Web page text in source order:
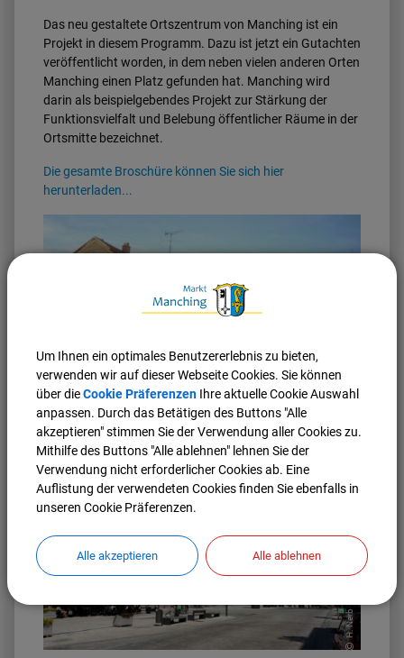
Das neu gestaltete Ortszentrum von Manching ist ein
Projekt in diesem Programm. Dazu ist jetzt ein Gutachten
veröffentlicht worden, in dem neben vielen anderen Orten
Manching einen Platz gefunden hat. Manching wird
darin als beispielgebendes Projekt zur Stärkung der
Funktionsvielfalt und Belebung öffentlicher Räume in der
Ortsmitte bezeichnet.
Die gesamte Broschüre können Sie sich hier
herunterladen...
Ingolstädter Straße Manching vor Erneurung der Ortsmitte
H. Nerb
Um Ihnen ein optimales Benutzererlebnis zu bieten,
verwenden wir auf dieser Webseite Cookies. Sie können
über dieCookie Präferenzen Ihre aktuelle Cookie Auswahl
anpassen. Durch das Betätigen des Buttons "Alle
akzeptieren" stimmen Sie der Verwendung aller Cookies zu.
Mithilfe des Buttons "Alle ablehnen" lehnen Sie der
Verwendung nicht erforderlicher Cookies ab. Eine
Auflistung der verwendeten Cookies finden Sie ebenfalls in
unseren Cookie Präferenzen.
Alle akzeptieren Alle ablehnen